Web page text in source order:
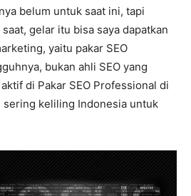
belum untuk saat ini, tapi
gelar itu bisa saya dapatkan
yaitu pakar SEO
bukan ahli SEO yang
di Pakar SEO Professional di
sering keliling Indonesia untuk